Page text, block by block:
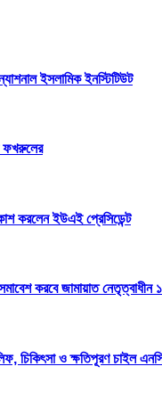
ইসলামিক ইনস্টিটিউট
ফখরুলের
করলেন ইউএই প্রেসিডেন্ট
করবে জামায়াত নেতৃত্বাধীন
চিকিৎসা ও ক্ষতিপূরণ চাইল